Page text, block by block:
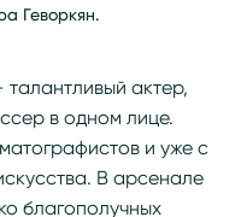
Геворкян.
актер,
в одном лице.
и уже с
В арсенале
благополучных